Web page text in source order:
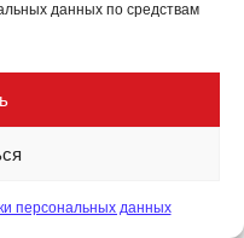
данных по средствам
персональных данных